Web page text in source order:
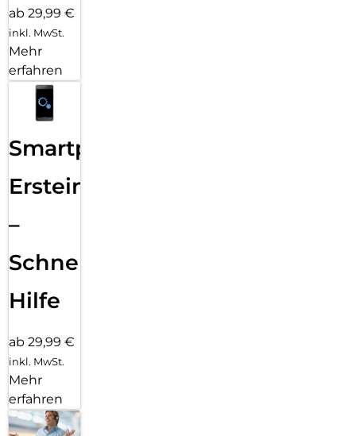
ab 29,99 €
inkl. MwSt.
Mehr
erfahren
Smartphone
Ersteinrichtung
–
Schnelle
Hilfe
ab 29,99 €
inkl. MwSt.
Mehr
erfahren